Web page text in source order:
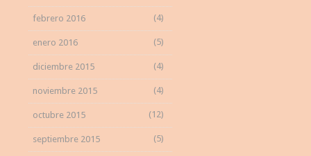
febrero 2016 (4)
enero 2016 (5)
diciembre 2015 (4)
noviembre 2015 (4)
octubre 2015 (12)
septiembre 2015 (5)